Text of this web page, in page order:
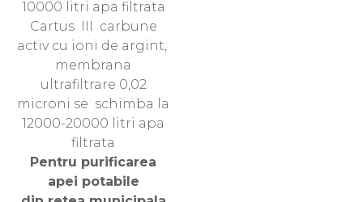
10000 litri apa filtrata
Cartus III carbune
activ cu ioni de argint,
membrana
ultrafiltrare 0,02
microni se schimba la
12000-20000 litri apa
filtrata
Pentru purificarea
apei potabile